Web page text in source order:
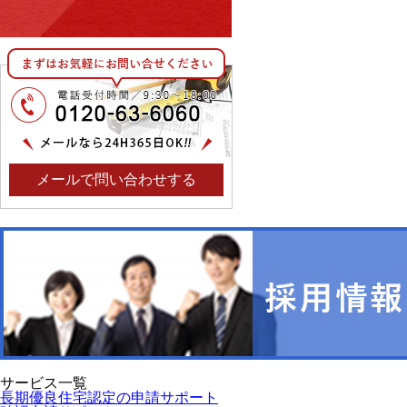
メールで問い合わせする
サービス一覧
長期優良住宅認定の申請サポート